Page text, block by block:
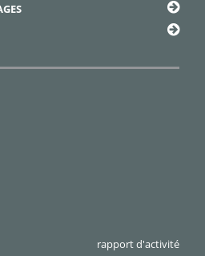
rapport d'activité